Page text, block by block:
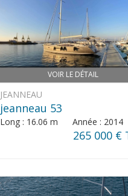
VOIR LE DÉTAIL
JEANNEAU
jeanneau 53
Long : 16.06 m Année : 2014
265 000 €